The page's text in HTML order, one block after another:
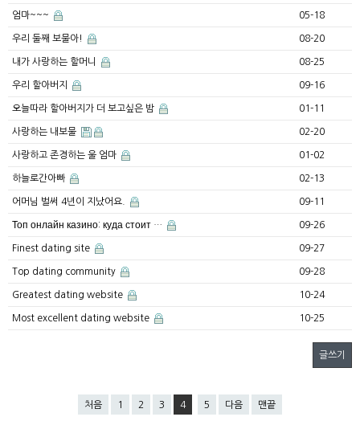
엄마~~~ 05-18
우리 둘째 보물아! 08-20
내가 사랑하는 할머니 08-25
우리 할아버지 09-16
오늘따라 할아버지가 더 보고싶은 밤 01-11
사랑하는 내보물 02-20
사랑하고 존경하는 울 엄마 01-02
하늘로간아빠 02-13
어머님 벌써 4년이 지났어요. 09-11
Топ онлайн казино: куда стоит … 09-26
Finest dating site 09-27
Top dating community 09-28
Greatest dating website 10-24
Most excellent dating website 10-25
글쓰기
처음 1 2 3 4 5 다음 맨끝